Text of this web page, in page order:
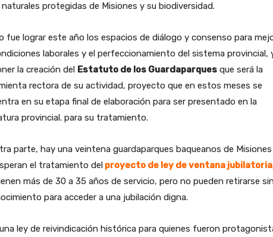
naturales protegidas de Misiones y su biodiversidad.
fue lograr este año los espacios de diálogo y consenso para
laborales y el perfeccionamiento del sistema provincial,
la creación del Estatuto de los Guardaparquesque será la
rectora de su actividad, proyecto que en estos meses se
en su etapa final de elaboración para ser presentado en la
provincial. para su tratamiento.
parte, hay una veintena guardaparques baqueanos de Misiones
el tratamiento delproyecto de ley de ventana jubilatoria
más de 30 a 35 años de servicio, pero no pueden retirarse
para acceder a una jubilación digna.
ley de reivindicación histórica para quienes fueron